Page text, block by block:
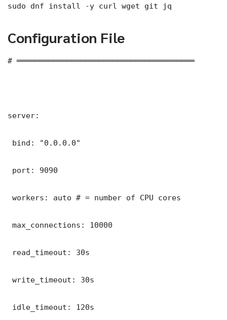
sudo dnf install -y curl wget git jq
Configuration File
# ═══════════════════════════════════════
server:
bind: "0.0.0.0"
port: 9090
workers: auto # = number of CPU cores
max_connections: 10000
read_timeout: 30s
write_timeout: 30s
idle_timeout: 120s